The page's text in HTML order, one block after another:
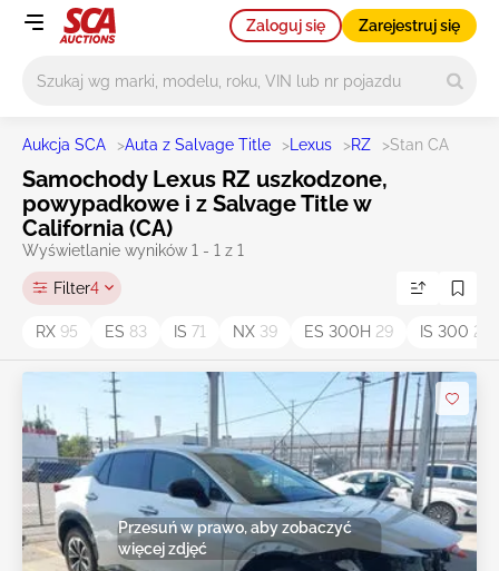
Zaloguj się Zarejestruj się
Aukcja SCA >Auta z Salvage Title > Lexus >RZ >Stan CA
Samochody Lexus RZ uszkodzone,
powypadkowe i z Salvage Title w
California (CA)
Wyświetlanie wyników 1 - 1 z 1
Filter4
RX 95 ES 83 IS 71 NX 39 ES 300H 29 IS 300 23
Przesuń w prawo, aby zobaczyć
więcej zdjęć